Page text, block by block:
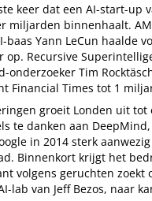
keer dat een AI-start-up
miljarden binnenhaalt.
baas Yann LeCun haalde
op. Recursive
onderzoeker Tim
Financial Times tot 1
groeit Londen uit tot
te danken aan
in 2014 sterk
Binnenkort krijgt het
volgens geruchten zoekt
lab van Jeff Bezos, naar